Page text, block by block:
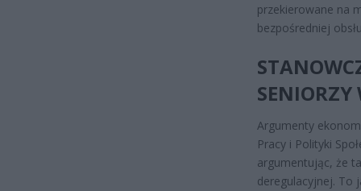
przekierowane na
bezpośredniej
SENIORZY
Argumenty
Pracy i Polityki
argumentując, że
deregulacyjnej. To